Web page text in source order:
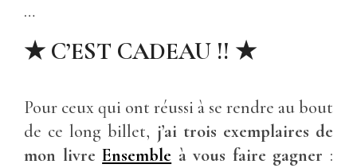
…
★ C’EST CADEAU !! ★
Pour ceux qui ont réussi à se rendre au bout
de ce long billet, j’ai trois exemplaires de
mon livre Ensemble à vous faire gagner :